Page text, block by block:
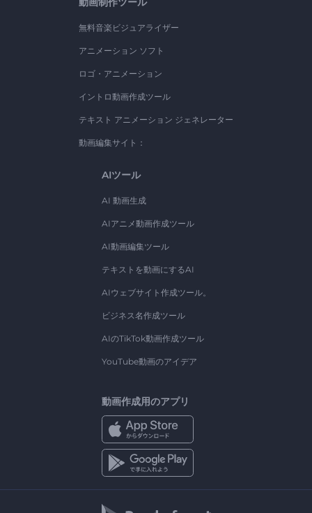
無料音楽ビジュアライザー
アニメーション ソフト
ロゴ・アニメーション
イントロ動画作成ツール
テキスト アニメーション ジェネレーター
動画編集サイト：
AIツール
AI 動画生成
AIアニメ動画作成ツール
AI動画編集ツール
テキストを動画にするAI
AIウェブサイト作成ツール。
ビジネス名作成ツール
AIのTikTok動画作成ツール
YouTube動画のアイデア
動画作成用のアプリ